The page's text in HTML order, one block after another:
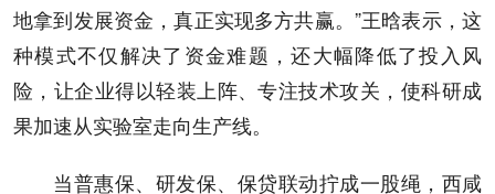
地拿到发展资金，真正实现多方共赢。”王晗表示，这
种模式不仅解决了资金难题，还大幅降低了投入风
险，让企业得以轻装上阵、专注技术攻关，使科研成
果加速从实验室走向生产线。
当普惠保、研发保、保贷联动拧成一股绳，西咸